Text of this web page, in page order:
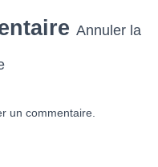
Annuler la
un commentaire.